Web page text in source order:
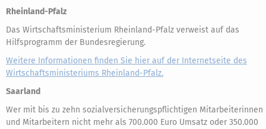
Rheinland-Pfalz
Das Wirtschaftsministerium Rheinland-Pfalz verweist auf das
Hilfsprogramm der Bundesregierung.
Weitere Informationen finden Sie hier auf der Internetseite des
Wirtschaftsministeriums Rheinland-Pfalz.
Saarland
Wer mit bis zu zehn sozialversicherungspflichtigen Mitarbeiterinnen
und Mitarbeitern nicht mehr als 700.000 Euro Umsatz oder 350.000